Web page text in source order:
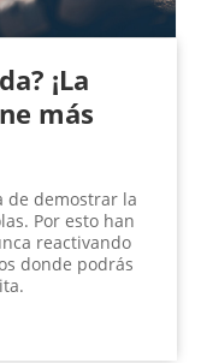
¡La
más
de demostrar la
Por esto han
reactivando
donde podrás